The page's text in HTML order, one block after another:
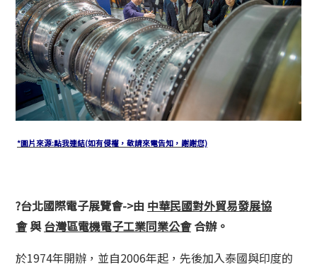
*圖片來源:點我連結(如有侵權，敬請來電告知，謝謝您)
?台北國際電子展覽會->由 中華民國對外貿易發展協
會與台灣區電機電子工業同業公會合辦。
於1974年開辦，並自2006年起，先後加入泰國與印度的